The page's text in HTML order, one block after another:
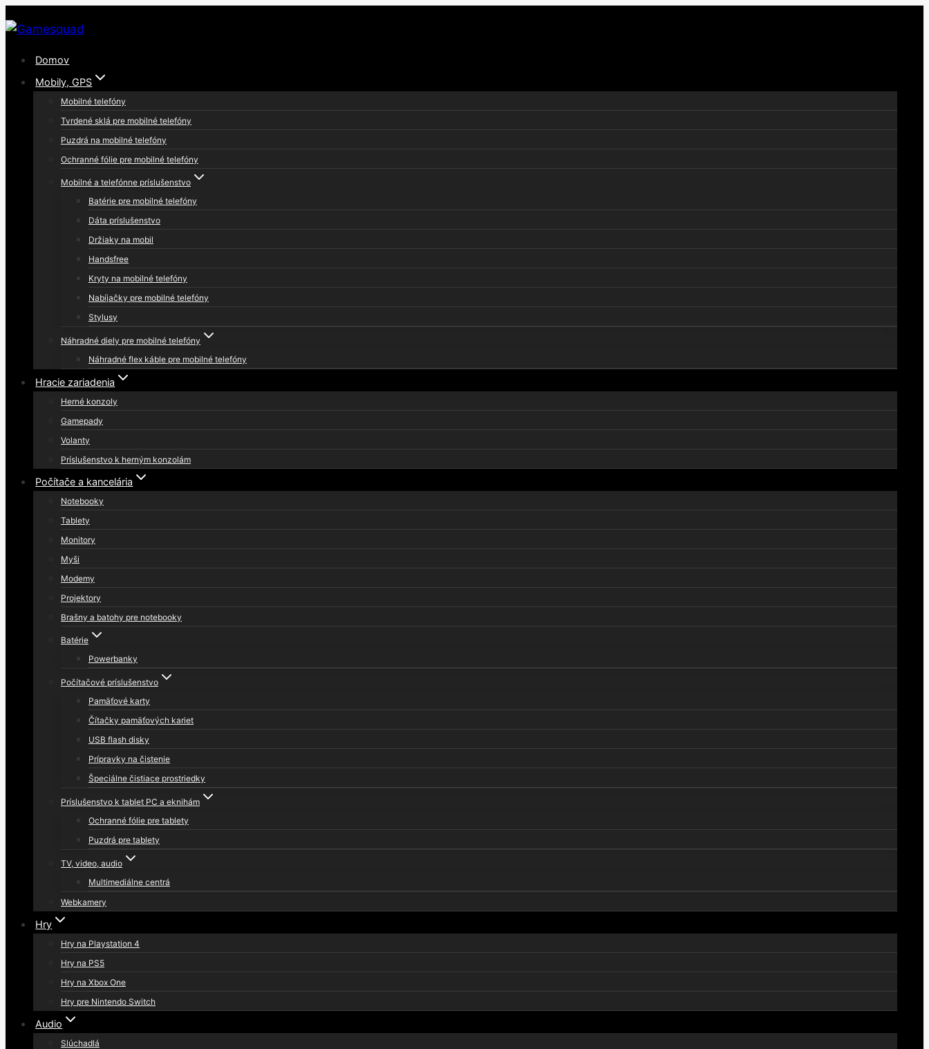
to
Domov
Mobily, GPS
Mobilné telefóny
Tvrdené sklá pre mobilné telefóny
Puzdrá na mobilné telefóny
Ochranné fólie pre mobilné telefóny
Mobilné a telefónne príslušenstvo
Batérie pre mobilné telefóny
Dáta príslušenstvo
Držiaky na mobil
Handsfree
Kryty na mobilné telefóny
Nabíjačky pre mobilné telefóny
Stylusy
Náhradné diely pre mobilné telefóny
Náhradné flex káble pre mobilné telefóny
Hracie zariadenia
Herné konzoly
Gamepady
Volanty
Príslušenstvo k herným konzolám
Počítače a kancelária
Notebooky
Tablety
Monitory
Myši
Modemy
Projektory
Brašny a batohy pre notebooky
Batérie
Powerbanky
Počítačové príslušenstvo
Pamäťové karty
Čítačky pamäťových kariet
USB flash disky
Prípravky na čistenie
Špeciálne čistiace prostriedky
Príslušenstvo k tablet PC a eknihám
Ochranné fólie pre tablety
Puzdrá pre tablety
TV, video, audio
Multimediálne centrá
Webkamery
Hry
Hry na Playstation 4
Hry na PS5
Hry na Xbox One
Hry pre Nintendo Switch
Audio
Slúchadlá